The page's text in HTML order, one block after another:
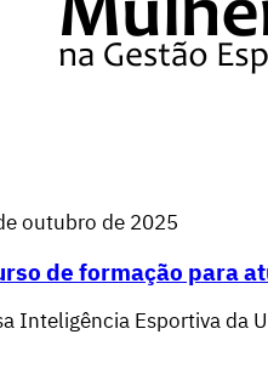
outubro de 2025
de formação para
Inteligência Esportiva da